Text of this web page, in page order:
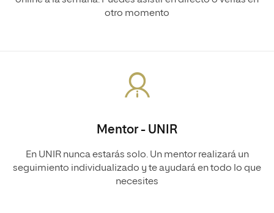
otro momento
Mentor - UNIR
En UNIR nunca estarás solo. Un mentor realizará un
seguimiento individualizado y te ayudará en todo lo que
necesites